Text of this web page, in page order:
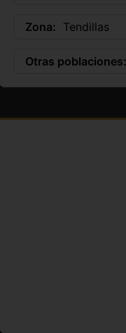
Zona: Tendillas
Otras poblaciones: